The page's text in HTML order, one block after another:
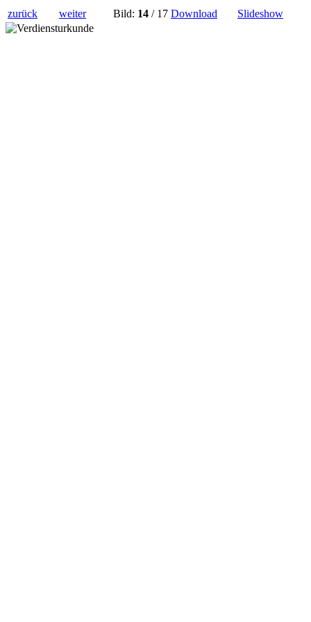
zurück weiter Bild: 14 / 17 Download Slideshow